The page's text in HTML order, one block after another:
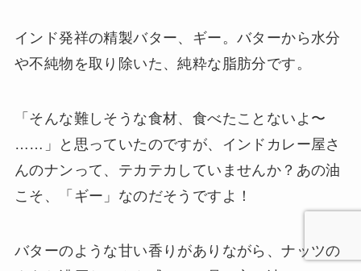
インド発祥の精製バター、ギー。バターから水分
や不純物を取り除いた、純粋な脂肪分です。
「そんな難しそうな食材、食べたことないよ〜
……」と思っていたのですが、インドカレー屋さ
んのナンって、テカテカしていませんか？あの油
こそ、「ギー」なのだそうですよ！
バターのような甘い香りがありながら、ナッツの